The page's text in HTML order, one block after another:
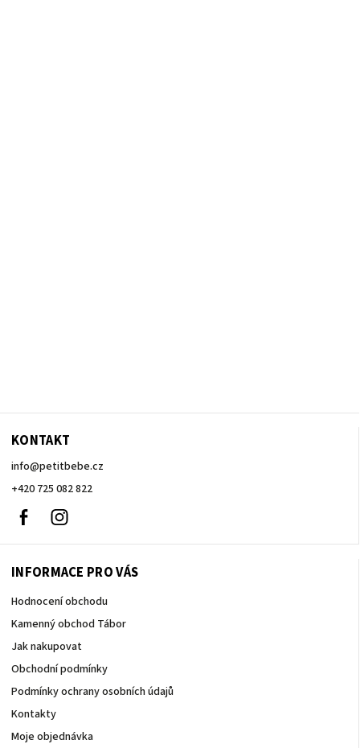
KONTAKT
info@petitbebe.cz
+420 725 082 822
Facebook
INFORMACE PRO VÁS
Hodnocení obchodu
Kamenný obchod Tábor
Jak nakupovat
Obchodní podmínky
Podmínky ochrany osobních údajů
Kontakty
Moje objednávka